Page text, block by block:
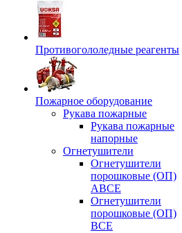
Противогололедные реагенты
Пожарное оборудование
Рукава пожарные
Рукава пожарные
напорные
Огнетушители
Огнетушители
порошковые (ОП)
АВСЕ
Огнетушители
порошковые (ОП)
ВСЕ